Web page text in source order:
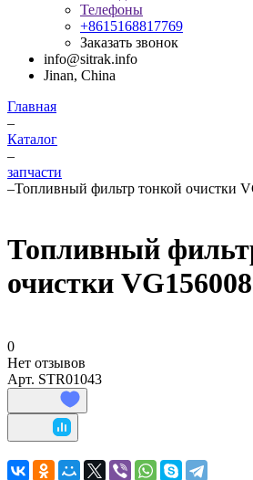
Телефоны
+8615168817769
Заказать звонок
info@sitrak.info
Jinan, China
Главная
–
Каталог
–
запчасти
–Топливный фильтр тонкой очистки
Топливный
очистки
0
Нет отзывов
Арт. STR01043